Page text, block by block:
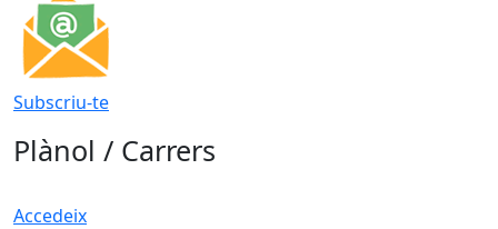
Subscriu-te
Plànol / Carrers
Accedeix